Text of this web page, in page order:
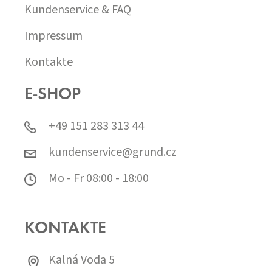
Kundenservice & FAQ
Impressum
Kontakte
E-SHOP
+49 151 283 313 44
kundenservice@grund.cz
Mo - Fr 08:00 - 18:00
KONTAKTE
Kalná Voda 5